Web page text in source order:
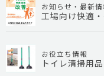
お知らせ・最新情
工場向け快適
お役立ち情報
トイレ清掃用